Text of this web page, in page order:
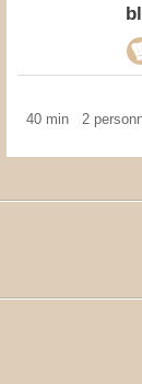
40 min 2